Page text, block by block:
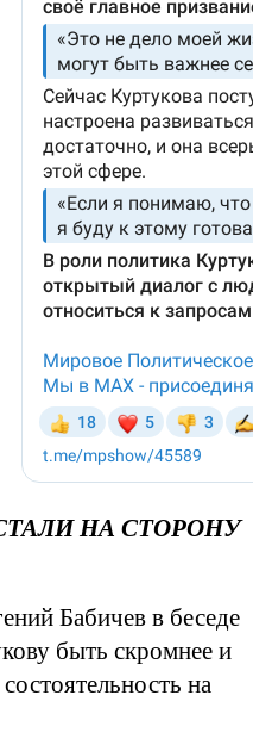
НА СТОРОНУ
Бабичев в беседе
быть скромнее и
на